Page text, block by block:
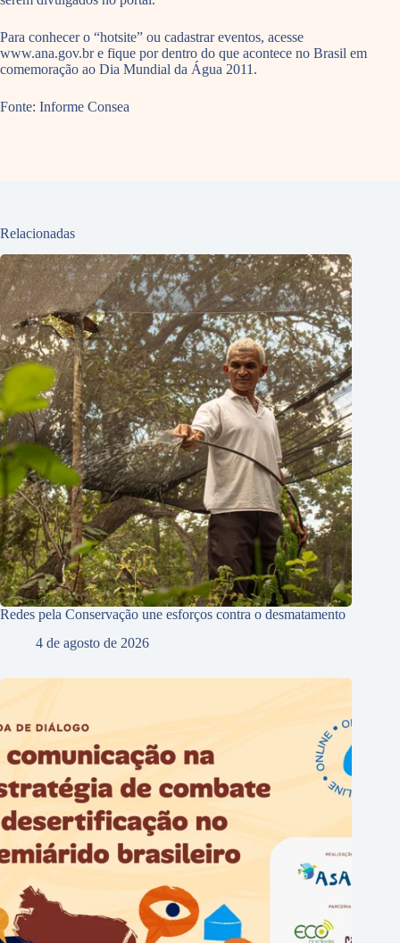
Para conhecer o “hotsite” ou cadastrar eventos, acesse
www.ana.gov.br e fique por dentro do que acontece no Brasil em
comemoração ao Dia Mundial da Água 2011.
Fonte: Informe Consea
Relacionadas
Redes pela Conservação une esforços contra o desmatamento
4 de agosto de 2026